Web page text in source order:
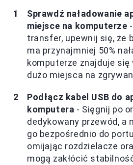
Sprawdź naładowanie
miejsce na komputerze
transfer, upewnij się, że
ma przynajmniej 50%
komputerze znajduje
dużo miejsca na
Podłącz kabel USB do
komputera - Sięgnij po
dedykowany przewód, a
go bezpośrednio do
omijając rozdzielacze
mogą zakłócić